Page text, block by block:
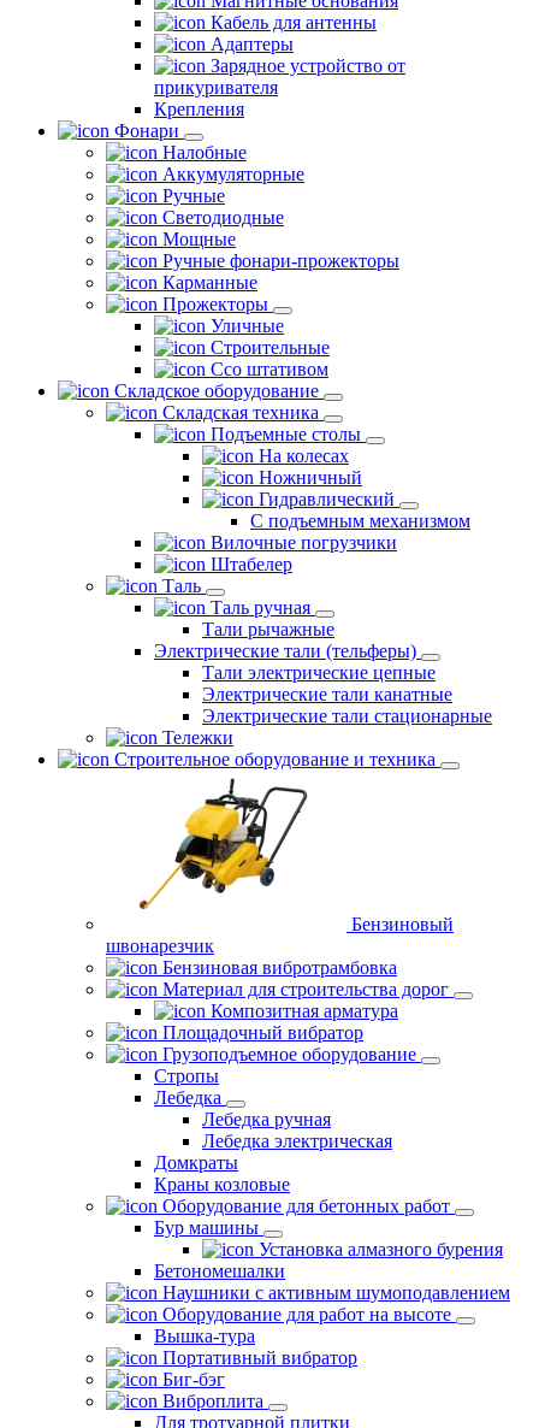
Кабель для антенны
Адаптеры
Зарядное устройство от
прикуривателя
Крепления
Фонари
Налобные
Аккумуляторные
Ручные
Светодиодные
Мощные
Ручные фонари-прожекторы
Карманные
Прожекторы
Уличные
Строительные
Ссо штативом
Складское оборудование
Складская техника
Подъемные столы
На колесах
Ножничный
Гидравлический
С подъемным механизмом
Вилочные погрузчики
Штабелер
Таль
Таль ручная
Тали рычажные
Электрические тали (тельферы)
Тали электрические цепные
Электрические тали канатные
Электрические тали стационарные
Тележки
Строительное оборудование и техника
Бензиновый
швонарезчик
Бензиновая вибротрамбовка
Материал для строительства дорог
Композитная арматура
Площадочный вибратор
Грузоподъемное оборудование
Стропы
Лебедка
Лебедка ручная
Лебедка электрическая
Домкраты
Краны козловые
Оборудование для бетонных работ
Бур машины
Установка алмазного бурения
Бетономешалки
Наушники с активным шумоподавлением
Оборудование для работ на высоте
Вышка-тура
Портативный вибратор
Биг-бэг
Виброплита
Для тротуарной плитки